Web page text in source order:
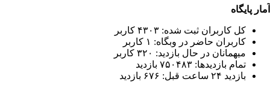
پایگاه
کل کاربران ثبت شده: ۴۳۰۳ کاربر
کاربران حاضر در وبگاه: ۱ کاربر
میهمانان در حال بازدید: ۳۲۰ کاربر
تمام بازدید‌ها: ۷۵۰۴۸۳ بازدید
بازدید ۲۴ ساعت قبل: ۶۷۶ بازدید